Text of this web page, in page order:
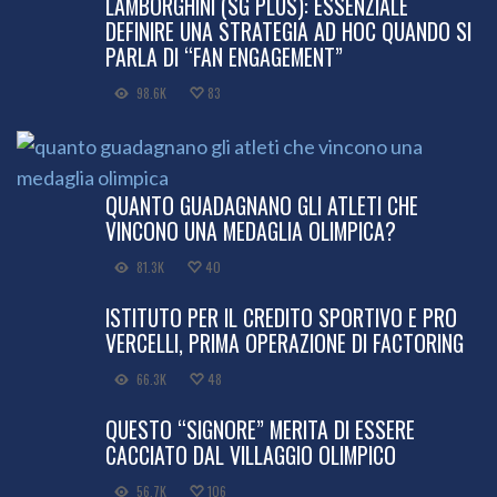
DEFINIRE UNA STRATEGIA AD HOC QUANDO SI
PARLA DI “FAN ENGAGEMENT”
98.6K 83
QUANTO GUADAGNANO GLI ATLETI CHE
VINCONO UNA MEDAGLIA OLIMPICA?
81.3K 40
ISTITUTO PER IL CREDITO SPORTIVO E PRO
VERCELLI, PRIMA OPERAZIONE DI FACTORING
66.3K 48
QUESTO “SIGNORE” MERITA DI ESSERE
CACCIATO DAL VILLAGGIO OLIMPICO
56.7K 106